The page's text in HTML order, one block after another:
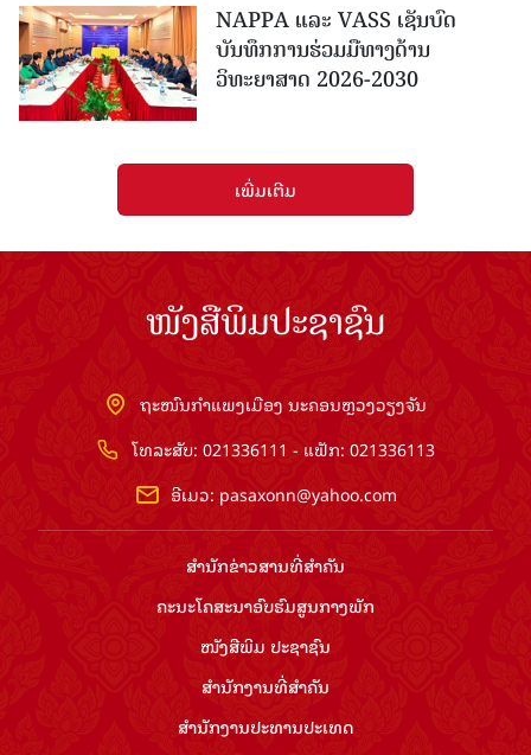
NAPPA ແລະ VASS ເຊັນບົດ
ບັນທຶກການຮ່ວມມືທາງດ້ານ
ວິທະຍາສາດ 2026-2030
ເພີ່ມເຕີມ
ໜັງສືພິມປະຊາຊົນ
ຖະໜົນກຳແພງເມືອງ ນະຄອນຫຼວງວຽງຈັນ
ໂທລະສັບ: 021336111 - ແຟັກ: 021336113
ອີເມວ: pasaxonn@yahoo.com
ສຳ​ນັກ​ຂ່າວ​ສານ​ທີ່​ສຳ​ຄັນ​
ຄະນະໂຄສະນາອົບຮົມ​ສູນ​ກາງ​ພັກ
ໜັງສືພິມ ປະ​ຊາ​ຊົນ
ສຳ​ນັກ​ງານ​ທີ່​ສຳ​ຄັນ
ສຳ​ນັກ​ງານ​ປະ​ທານ​ປະ​ເທດ